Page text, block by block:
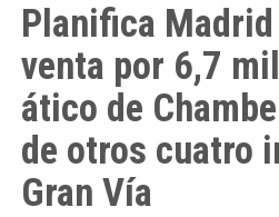
Planifica
venta por 6,7
ático de
de otros cuatro
Gran Vía